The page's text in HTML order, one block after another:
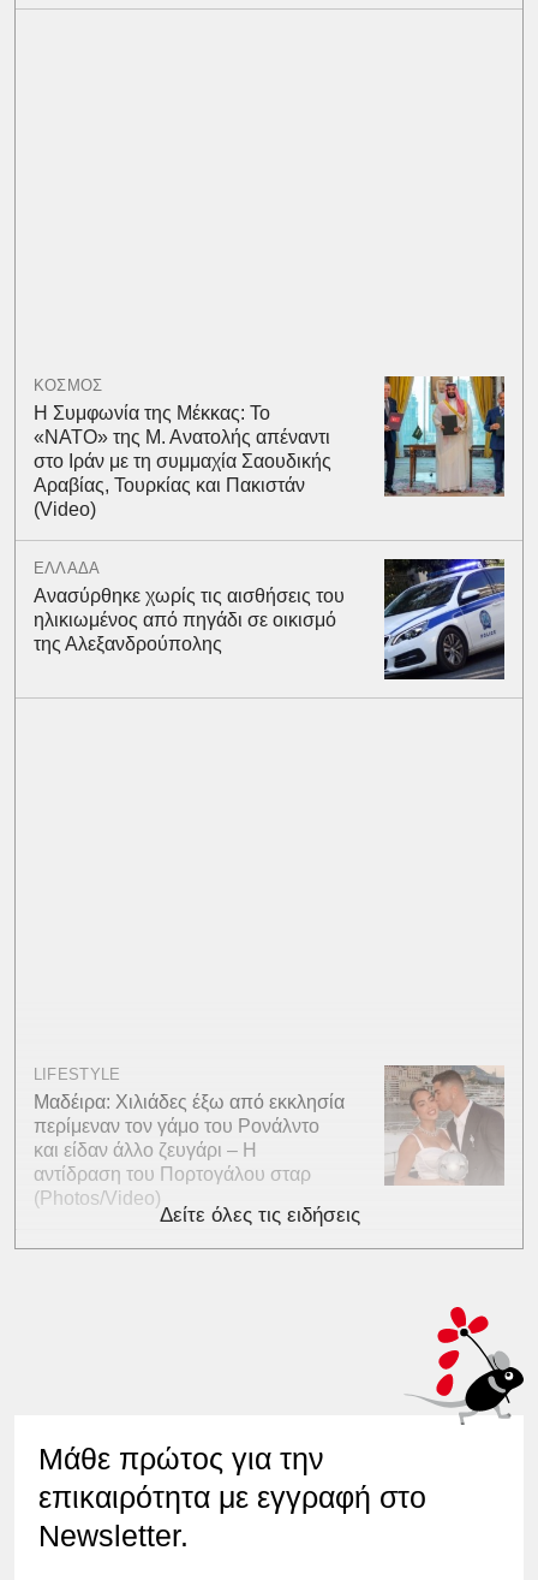
ΚΟΣΜΟΣ
Η Συμφωνία της Μέκκας: Το
«ΝΑΤΟ» της Μ. Ανατολής απέναντι
στο Ιράν με τη συμμαχία Σαουδικής
Αραβίας, Τουρκίας και Πακιστάν
(Video)
ΕΛΛΑΔΑ
Ανασύρθηκε χωρίς τις αισθήσεις του
ηλικιωμένος από πηγάδι σε οικισμό
της Αλεξανδρούπολης
LIFESTYLE
Μαδέιρα: Χιλιάδες έξω από εκκλησία
περίμεναν τον γάμο του Ρονάλντο
και είδαν άλλο ζευγάρι – Η
αντίδραση του Πορτογάλου σταρ
(Photos/Video)
Δείτε όλες τις ειδήσεις
Μάθε πρώτος για την
επικαιρότητα με εγγραφή στο
Newsletter.